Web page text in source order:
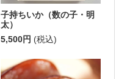
子持ちいか（数の子・明
太）
5,500円 (税込)